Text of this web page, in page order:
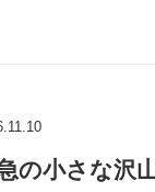
の小さな沢